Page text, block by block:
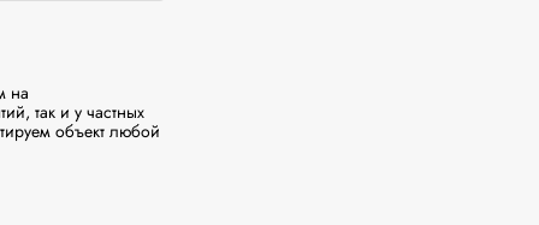
на
так и у частных
объект любой